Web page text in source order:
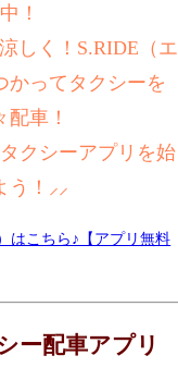
中！
しく！S.RIDE（エ
かってタクシーを
配車！
クシーアプリを始
う！⸝⸝
はこちら♪【アプリ無料
ー配車アプリ